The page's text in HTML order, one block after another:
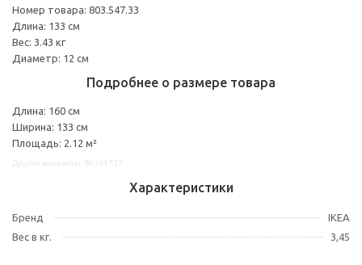
Номер товара: 803.547.33
Длина: 133 см
Вес: 3.43 кг
Диаметр: 12 см
Подробнее о размере товара
Длина: 160 см
Ширина: 133 см
Площадь: 2.12 м²
Характеристики
Бренд
IKEA
Вес в кг.
3,45